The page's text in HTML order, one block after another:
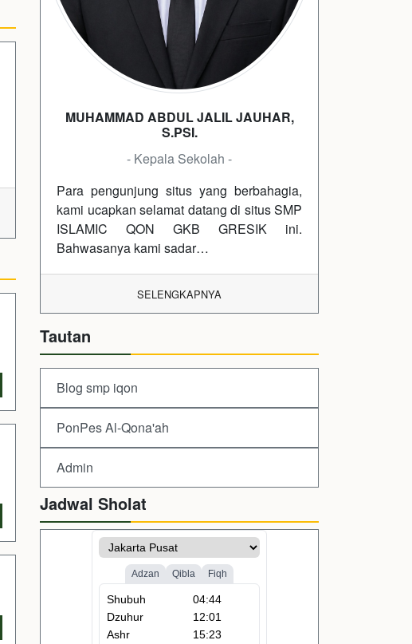
MUHAMMAD ABDUL JALIL JAUHAR,
S.PSI.
- Kepala Sekolah -
Para pengunjung situs yang berbahagia,
kami ucapkan selamat datang di situs SMP
ISLAMIC QON GKB GRESIK ini.
Bahwasanya kami sadar…
SELENGKAPNYA
Tautan
Blog smp iqon
PonPes Al-Qona'ah
Admin
Jadwal Sholat